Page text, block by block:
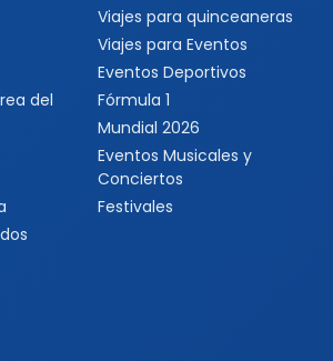
del
Viajes para quinceaneras
Viajes para Eventos
Eventos Deportivos
Fórmula 1
Mundial 2026
Eventos Musicales y
Conciertos
Festivales